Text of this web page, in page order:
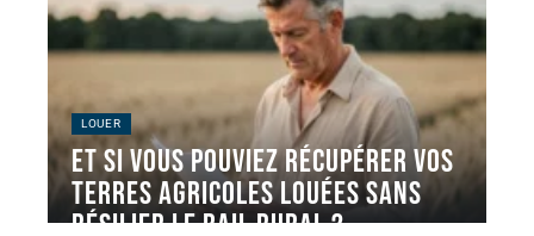
LOUER
Et si vous pouviez récupérer vos
terres agricoles louées sans
résilier le bail rural ?